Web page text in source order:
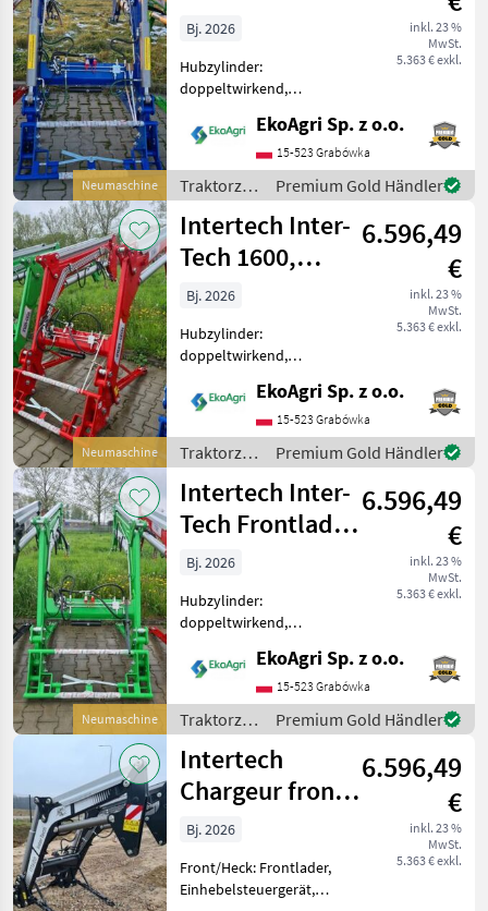
Neumaschine
Holland
inkl. 23 %
MwSt.
5.363 € exkl.
Bj. 2026
Hubzylinder:
doppeltwirkend,
Anbaukonsole, 3.
Steuerkreis Frontlader
it1600 – von einem
führenden hersteller von
frontladern in Polen Für tra
EkoAgri Sp. z o.o.
15-523 Grabówka
Traktorzubehör
/ Intertech
Premium Gold Händler
Neumaschine
Intertech Inter-
Tech 1600,
Frontlader Case
IH
6.596,49
€
inkl. 23 %
MwSt.
5.363 € exkl.
Bj. 2026
Hubzylinder:
doppeltwirkend,
Anbaukonsole, 3.
Steuerkreis Frontlader
IT1600 – passend für CASE-
Traktoren, leistungsstark
und vielseitig einsetzb
EkoAgri Sp. z o.o.
15-523 Grabówka
Traktorzubehör
/ Intertech
Premium Gold Händler
Neumaschine
Intertech Inter-
Tech Frontlader
IT1600, DEUTZ
FAHR
6.596,49
€
inkl. 23 %
MwSt.
5.363 € exkl.
Bj. 2026
Hubzylinder:
doppeltwirkend,
Anbaukonsole, 3.
Steuerkreis Frontlader
IT1600 – passend für
DEUTZ-Traktoren,
leistungsstark und vielseitig
einsetz
EkoAgri Sp. z o.o.
15-523 Grabówka
Traktorzubehör
/ Intertech
Premium Gold Händler
Intertech
Chargeur front
Inter-Tech 1600,
MASSEY
FERGUSON
6.596,49
€
inkl. 23 %
MwSt.
5.363 € exkl.
Bj. 2026
Front/Heck: Frontlader,
Einhebelsteuergerät,